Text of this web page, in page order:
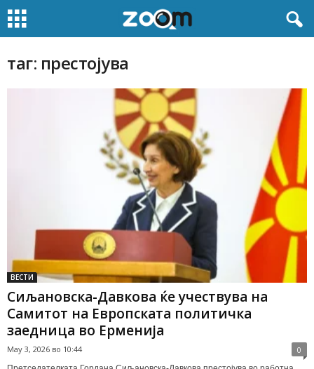
таг: престојува
ВЕСТИ
Сиљановска-Давкова ќе учествува на
Самитот на Европската политичка
заедница во Ерменија
May 3, 2026 во 10:44 0